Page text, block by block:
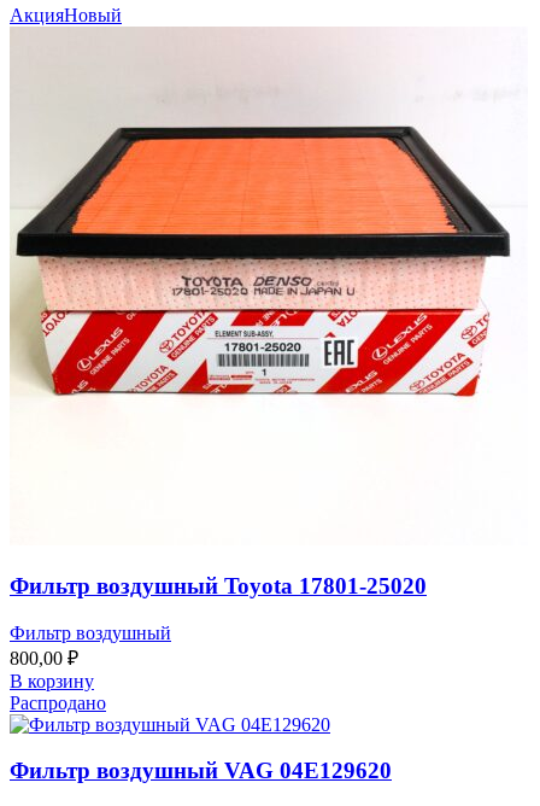
АкцияНовый
Фильтр воздушный Toyota 17801-25020
Фильтр воздушный
800,00 ₽
В корзину
Распродано
Фильтр воздушный VAG 04E129620